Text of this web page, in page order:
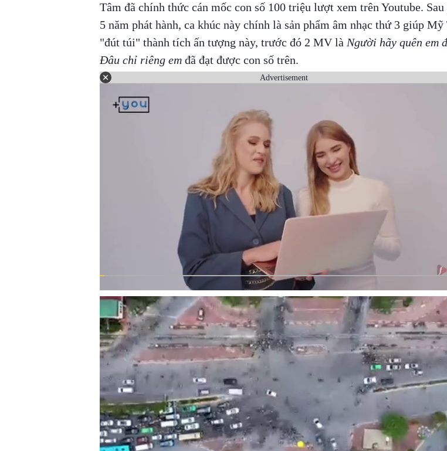
Tâm đã chính thức cán mốc con số 100 triệu lượt xem trên Youtube. Sau
5 năm phát hành, ca khúc này chính là sản phẩm âm nhạc thứ 3 giúp Mỹ
"đút túi" thành tích ấn tượng này, trước đó 2 MV là Người hãy quên em
Đâu chỉ riêng emđã đạt được con số trên.
Advertisement